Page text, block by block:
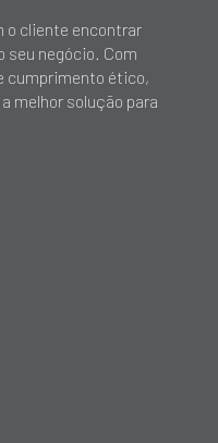
o cliente encontrar
seu negócio. Com
cumprimento ético,
melhor solução para